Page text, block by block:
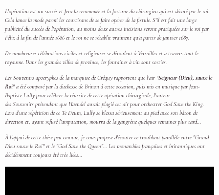
L'opération est un succès et fera la renommée et la fortune du chirurgien qui est décoré par le roi.
Cela lance la mode parmi les courtisans de se faire opérer de la fistule. S'il est fait une large
publicité du succès de l'opération, au moins deux autres incisions seront pratiquées sur le roi par
Félix à la fin de l'année 1686 et le roi ne se rétablit vraiment qu'à partir de janvier 1687.
De nombreuses célébrations civiles et religieuses se déroulent à Versailles et à travers tout le
royaume. Dans les grandes villes de province, les fontaines à vin sont sorties.
Les Souvenirs apocryphes de la marquise de Créquy rapportent que l'air "Seigneur (Dieu), sauve le
Roi" a été composé par la duchesse de Brinon à cette occasion, puis mis en musique par Jean-
Baptiste Lully pour célébrer la réussite de cette opération chirurgicale, l'auteur
des Souvenirs prétendant que Haendel aurait plagié cet air pour orchestrer God Save the King.
Lors d'une répétition de ce Te Deum, Lully se blessa sérieusement au pied avec son bâton de
direction et, ayant refusé l'amputation, mourra de la gangrène quelques semaines plus tard...
À l'appui de cette thèse peu connue, je vous propose d'écouter ce troublant parallèle entre "Grand
Dieu sauve le Roi" et le "God Save the Queen"... Les monarchies françaises et britanniques ont
décidémment toujours été très liées...